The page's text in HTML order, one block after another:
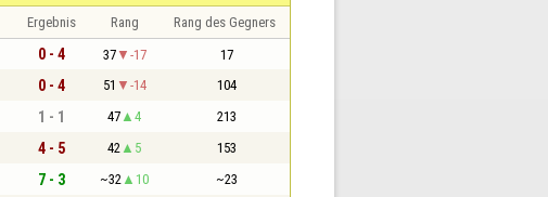
Ergebnis Rang Rang des Gegners
0 - 4 37 -17 17
0 - 4 51 -14 104
1 - 1 47 4 213
4 - 5 42 5 153
7 - 3 ~32 10 ~23